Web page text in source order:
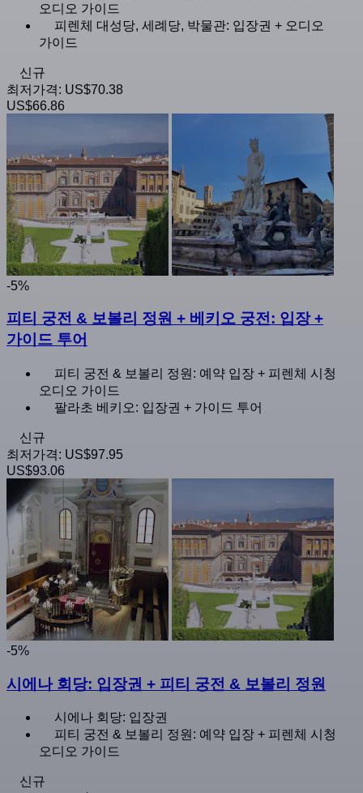
오디오 가이드
피렌체 대성당, 세례당, 박물관: 입장권 + 오디오
가이드
신규
최저가격: US$70.38
US$66.86
-5%
피티 궁전 & 보볼리 정원 + 베키오 궁전: 입장 +
가이드 투어
피티 궁전 & 보볼리 정원: 예약 입장 + 피렌체 시청
오디오 가이드
팔라초 베키오: 입장권 + 가이드 투어
신규
최저가격: US$97.95
US$93.06
-5%
시에나 회당: 입장권 + 피티 궁전 & 보볼리 정원
시에나 회당: 입장권
피티 궁전 & 보볼리 정원: 예약 입장 + 피렌체 시청
오디오 가이드
신규